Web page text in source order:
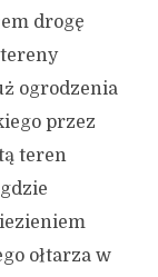
drogę
ogrodzenia
przez
teren
ołtarza w